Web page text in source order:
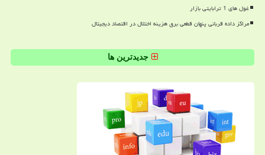
غول های 1 ترابایتی بازار
مراکز داده قربانی پنهان قطعی برق هزینه اختلال در اقتصاد دیجیتال
جدیدترین ها